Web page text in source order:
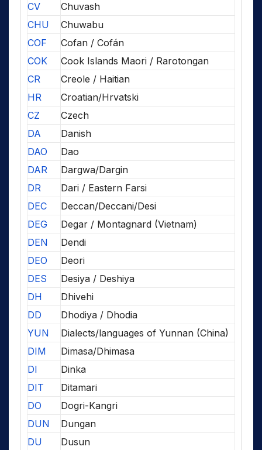
CV
Chuvash
CHU
Chuwabu
COF
Cofan / Cofán
COK
Cook Islands Maori / Rarotongan
CR
Creole / Haitian
HR
Croatian/Hrvatski
CZ
Czech
DA
Danish
DAO
Dao
DAR
Dargwa/Dargin
DR
Dari / Eastern Farsi
DEC
Deccan/Deccani/Desi
DEG
Degar / Montagnard (Vietnam)
DEN
Dendi
DEO
Deori
DES
Desiya / Deshiya
DH
Dhivehi
DD
Dhodiya / Dhodia
YUN
Dialects/languages of Yunnan (China)
DIM
Dimasa/Dhimasa
DI
Dinka
DIT
Ditamari
DO
Dogri-Kangri
DUN
Dungan
DU
Dusun